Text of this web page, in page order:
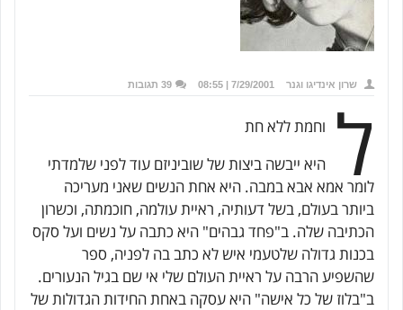
שרון אינדיגו וגנר 7/29/2001 | 08:55 39 תגובות
ל
וחמת ללא חת
היא ייבשה ביצות של שוביניזם עוד לפני שלמדתי
לומר אמא אבא במבה. היא אחת הנשים שאני מעריכה
ביותר בעולם, בשל דעותיה, ראיית עולמה, חוכמתה, וכשרון
הכתיבה שלה. ב"פחד גבהים" היא כתבה על נשים ועל סקס
בכנות גדולה שלטעמי איש לא כתב בה לפניה, ספר
שהשפיע הרבה על ראיית העולם שלי אי שם בגיל הנעורים.
ב"בלוז של כל אישה" היא עסקה באחת החידות הגדולות של